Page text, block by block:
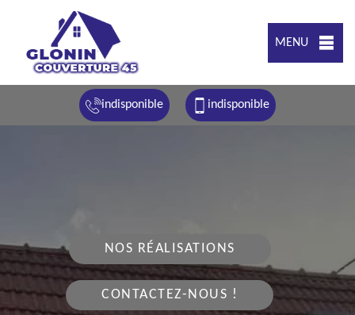
MENU
indisponible indisponible
NOS RÉALISATIONS
CONTACTEZ-NOUS !